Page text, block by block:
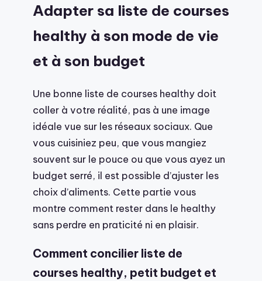
Adapter sa liste de courses
healthy à son mode de vie
et à son budget
Une bonne liste de courses healthy doit
coller à votre réalité, pas à une image
idéale vue sur les réseaux sociaux. Que
vous cuisiniez peu, que vous mangiez
souvent sur le pouce ou que vous ayez un
budget serré, il est possible d’ajuster les
choix d’aliments. Cette partie vous
montre comment rester dans le healthy
sans perdre en praticité ni en plaisir.
Comment concilier liste de
courses healthy, petit budget et